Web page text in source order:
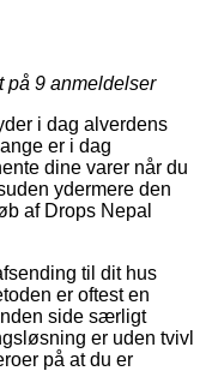
på 9 anmeldelser
i dag alverdens
er i dag
dine varer når du
ydermere den
af Drops Nepal
til dit hus
er oftest en
side særligt
er uden tvivl
på at du er